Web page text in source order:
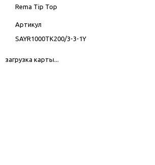
Rema Tip Top
Артикул
SAYR1000TK200/3-3-1Y
загрузка карты...